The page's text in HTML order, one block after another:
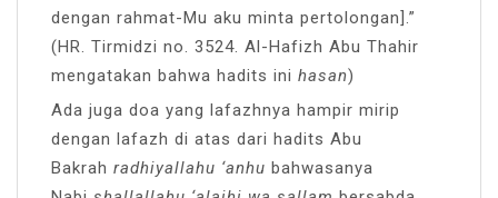
dengan rahmat-Mu aku minta pertolongan].”
(HR. Tirmidzi no. 3524. Al-Hafizh Abu Thahir
mengatakan bahwa hadits ini hasan)
Ada juga doa yang lafazhnya hampir mirip
dengan lafazh di atas dari hadits Abu
Bakrah radhiyallahu ‘anhu bahwasanya